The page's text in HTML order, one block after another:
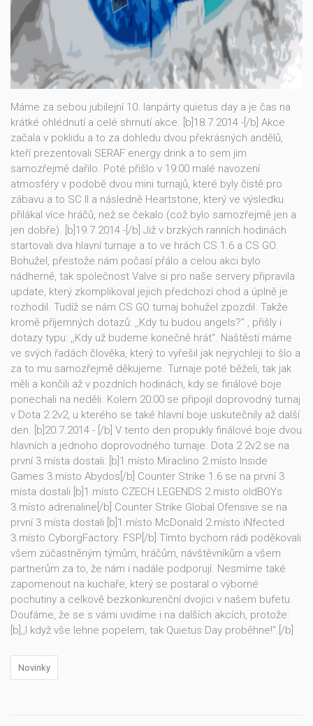
Máme za sebou jubilejní 10. lanpárty quietus day a je čas na
krátké ohlédnutí a celé shrnutí akce. [b]18.7.2014 -[/b] Akce
začala v poklidu a to za dohledu dvou překrásných andělů,
kteří prezentovali SERAF energy drink a to sem jim
samozřejmě dařilo. Poté přišlo v 19:00 malé navození
atmosféry v podobě dvou mini turnajů, které byly čistě pro
zábavu a to SC II a následně Heartstone, který ve výsledku
přilákal více hráčů, než se čekalo (což bylo samozřejmě jen a
jen dobře). [b]19.7.2014 -[/b] Již v brzkých ranních hodinách
startovali dva hlavní turnaje a to ve hrách CS 1.6 a CS GO.
Bohužel, přestože nám počasí přálo a celou akci bylo
nádherně, tak společnost Valve si pro naše servery připravila
update, který zkomplikoval jejich předchozí chod a úplně je
rozhodil. Tudíž se nám CS GO turnaj bohužel zpozdil. Takže
kromě příjemných dotazů: ,,Kdy tu budou angels?" , přišly i
dotazy typu: ,,Kdy už budeme konečně hrát". Naštěstí máme
ve svých řadách člověka, který to vyřešil jak nejrychleji to šlo a
za to mu samozřejmě děkujeme. Turnaje poté běželi, tak jak
měli a končili až v pozdních hodinách, kdy se finálové boje
ponechali na neděli. Kolem 20:00 se připojil doprovodný turnaj
v Dota 2 2v2, u kterého se také hlavní boje uskutečnily až další
den. [b]20.7.2014 - [/b] V tento den propukly finálové boje dvou
hlavních a jednoho doprovodného turnaje. Dota 2 2v2 se na
první 3 místa dostali: [b]1.místo Miraclino 2.místo Inside
Games 3.místo Abydos[/b] Counter Strike 1.6 se na první 3
místa dostali [b]1.místo CZECH LEGENDS 2.místo oldBOYs
3.místo adrenaline[/b] Counter Strike Global Ofensive se na
první 3 místa dostali [b]1.místo McDonald 2.místo iNfected
3.místo CyborgFactory. FSP[/b] Tímto bychom rádi poděkovali
všem zúčastněným týmům, hráčům, návštěvníkům a všem
partnerům za to, že nám i nadále podporují. Nesmíme také
zapomenout na kuchaře, který se postaral o výborné
pochutiny a celkově bezkonkurenční dvojici v našem bufetu.
Doufáme, že se s vámi uvidíme i na dalších akcích, protože:
[b],,I když vše lehne popelem, tak Quietus Day proběhne!".[/b]
Novinky